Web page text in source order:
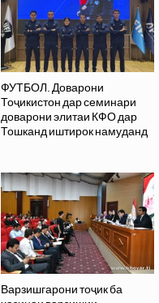
ФУТБОЛ. Доварони
Тоҷикистон дар семинари
доварони элитаи КФО дар
Тошканд иштирок намуданд
Варзишгарони тоҷик ба